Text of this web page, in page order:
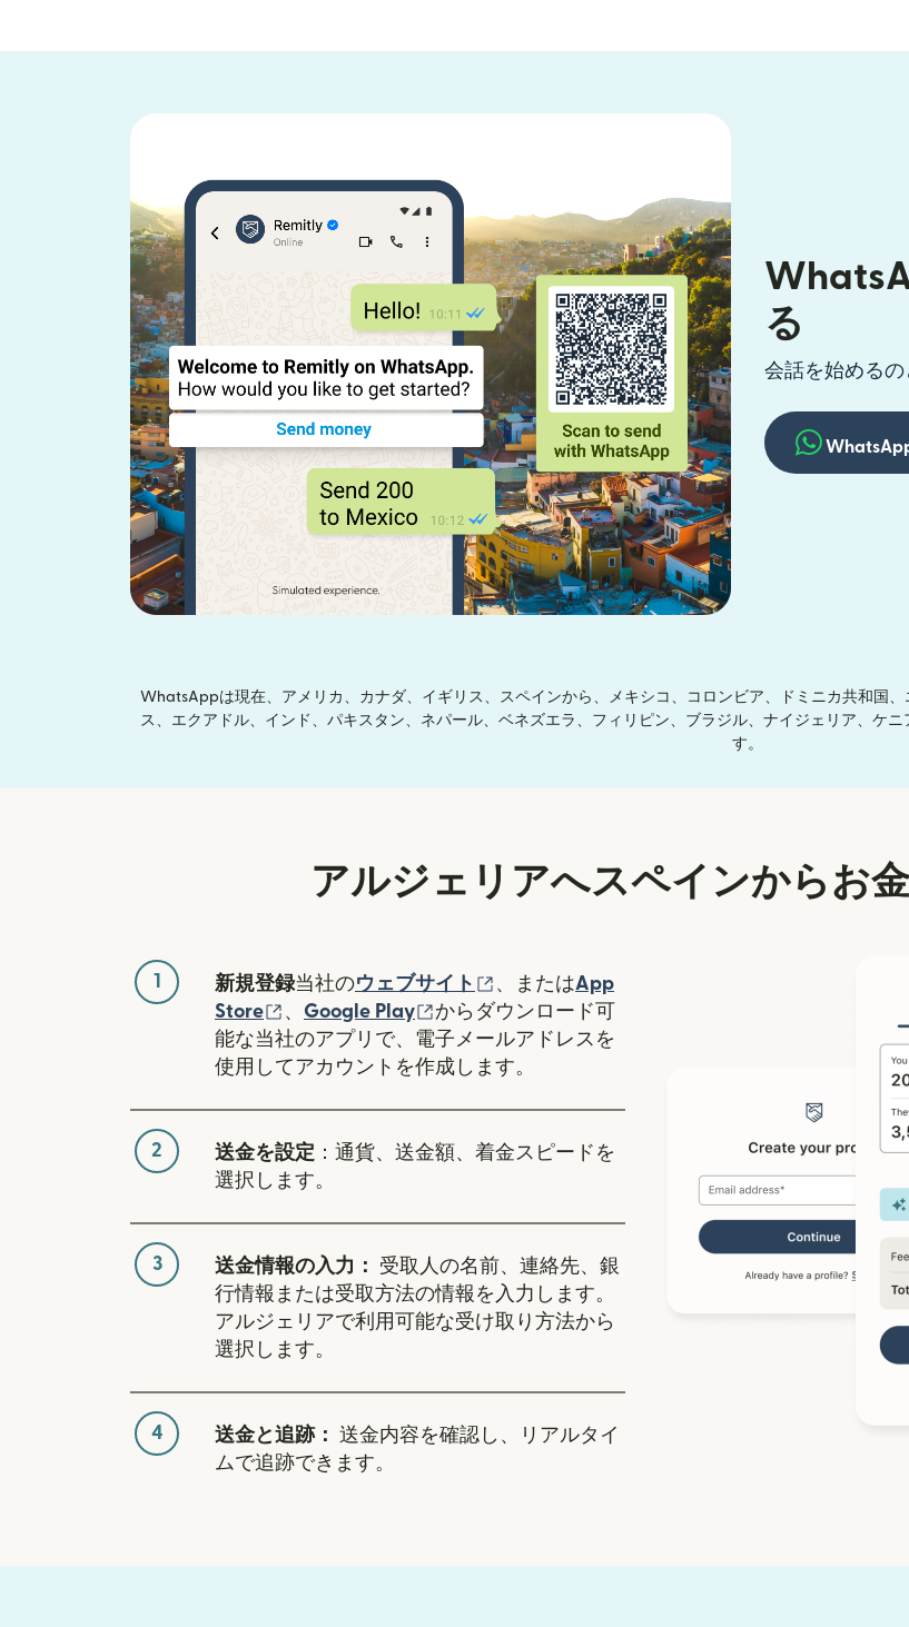
る
会話を始めるの
WhatsAppは現在、アメリカ、カナダ、イギリス、スペインから、メキシコ、コロンビア、ドミニカ共和国
ス、エクアドル、インド、パキスタン、ネパール、ベネズエラ、フィリピン、ブラジル、ナイジェリア、ケ
す。
アルジェリアへスペインからお
1 新規登録当社のウェブサイト （別ウィンドウで開きます）
、またはApp
Store
（別ウィンドウで開きます）
、 Google Play （別ウィンドウで開きます）
からダウンロード可
能な当社のアプリで、電子メールアドレスを
使用してアカウントを作成します。
2 送金を設定 ：通貨、送金額、着金スピードを
選択します。
3 送金情報の入力：
受取人の名前、連絡先、銀
行情報または受取方法の情報を入力します。
アルジェリアで利用可能な受け取り方法から
選択します。
4 送金と追跡：
送金内容を確認し、リアルタイ
ムで追跡できます。